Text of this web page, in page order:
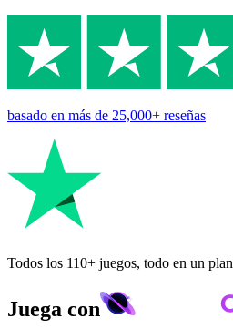
basado en más de 25,000+ reseñas
Todos los 110+ juegos, todo en un plan
Juega con